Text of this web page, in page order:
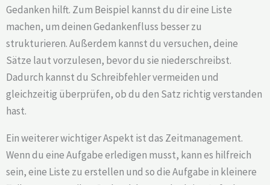
Gedanken hilft. Zum Beispiel kannst du dir eine Liste
machen, um deinen Gedankenfluss besser zu
strukturieren. Außerdem kannst du versuchen, deine
Sätze laut vorzulesen, bevor du sie niederschreibst.
Dadurch kannst du Schreibfehler vermeiden und
gleichzeitig überprüfen, ob du den Satz richtig verstanden
hast.
Ein weiterer wichtiger Aspekt ist das Zeitmanagement.
Wenn du eine Aufgabe erledigen musst, kann es hilfreich
sein, eine Liste zu erstellen und so die Aufgabe in kleinere